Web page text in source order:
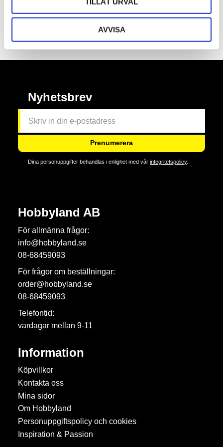
AVVISA
Nyhetsbrev
Prenumerera
Dina personuppgifter behandlas i enlighet med vår integritetspolicy.
Hobbyland AB
För allmänna frågor:
info@hobbyland.se
08-68459093
För frågor om beställningar:
order@hobbyland.se
08-68459093
Telefontid:
vardagar mellan 9-11
Information
Köpvillkor
Kontakta oss
Mina sidor
Om Hobbyland
Personuppgiftspolicy och cookies
Inspiration & Passion